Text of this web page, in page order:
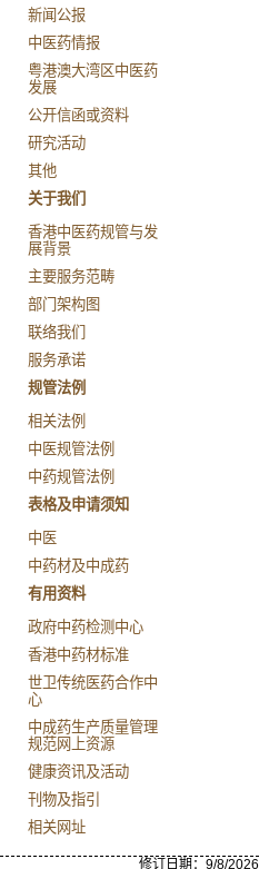
新闻公报
中医药情报
粤港澳大湾区中医药
发展
公开信函或资料
研究活动
其他
关于我们
香港中医药规管与发
展背景
主要服务范畴
部门架构图
联络我们
服务承诺
规管法例
相关法例
中医规管法例
中药规管法例
表格及申请须知
中医
中药材及中成药
有用资料
政府中药检测中心
香港中药材标准
世卫传统医药合作中
心
中成药生产质量管理
规范网上资源
健康资讯及活动
刊物及指引
相关网址
修订日期： 9/8/2026